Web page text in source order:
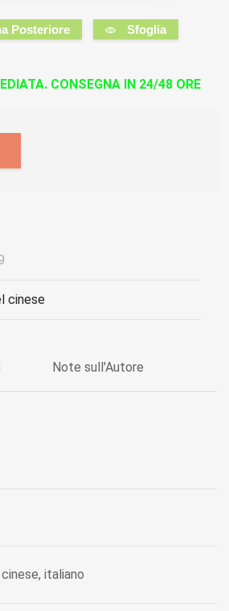
Posteriore Sfoglia
CONSEGNA IN 24/48 ORE
cinese
Note sull'Autore
italiano